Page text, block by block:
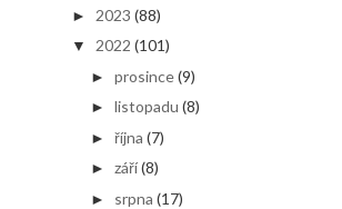
► 2023 (88)
▼ 2022 (101)
► prosince(9)
► listopadu (8)
► října (7)
► září(8)
► srpna (17)